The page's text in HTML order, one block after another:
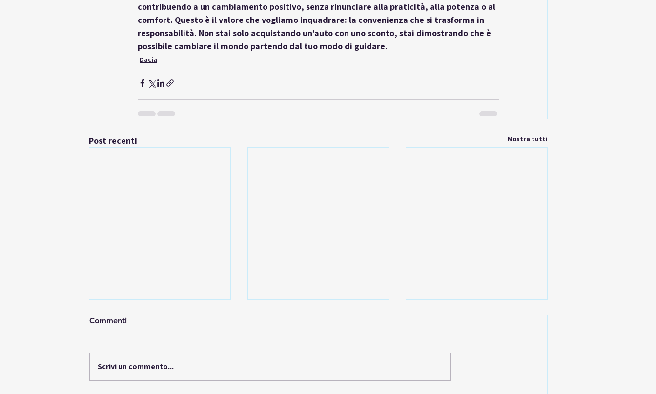
contribuendo a un cambiamento positivo, senza rinunciare alla praticità, alla potenza o al
comfort. Questo è il valore che vogliamo inquadrare: la convenienza che si trasforma in
responsabilità. Non stai solo acquistando un’auto con uno sconto, stai dimostrando che è
possibile cambiare il mondo partendo dal tuo modo di guidare.
Dacia
Post recenti Mostra tutti
Commenti
Scrivi un commento...